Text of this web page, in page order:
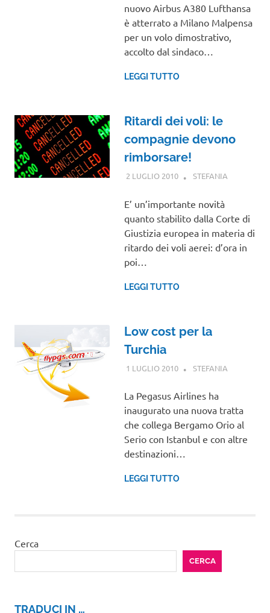
nuovo Airbus A380 Lufthansa
è atterrato a Milano Malpensa
per un volo dimostrativo,
accolto dal sindaco…
LEGGI TUTTO
Ritardi dei voli: le
compagnie devono
rimborsare!
2 LUGLIO 2010 STEFANIANOTIZIE
E’ un’importante novità
quanto stabilito dalla Corte di
Giustizia europea in materia di
ritardo dei voli aerei: d’ora in
poi…
LEGGI TUTTO
Low cost per la
Turchia
1 LUGLIO 2010 STEFANIA
La Pegasus Airlines ha
inaugurato una nuova tratta
che collega Bergamo Orio al
Serio con Istanbul e con altre
destinazioni…
LEGGI TUTTO
Cerca
CERCA
TRADUCI IN …